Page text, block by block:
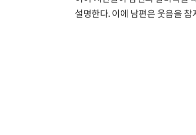
설명한다. 이에 남편은 웃음을 참